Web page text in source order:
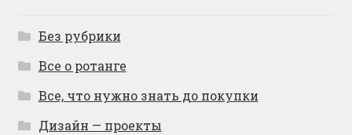
Без рубрики
Все о ротанге
Все, что нужно знать до покупки
Дизайн — проекты